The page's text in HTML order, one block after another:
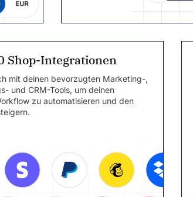
Shop-Integrationen
mit deinen bevorzugten Marketing-,
und CRM-Tools, um deinen
zu automatisieren und den